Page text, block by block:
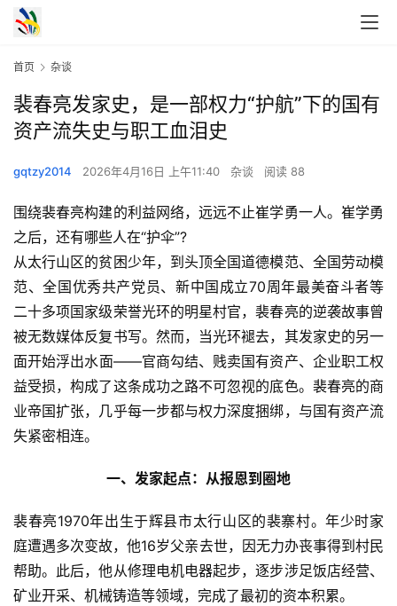
首页 杂谈
裴春亮发家史，是一部权力“护航”下的国有
资产流失史与职工血泪史
gqtzy2014 2026年4月16日 上午11:40 杂谈 阅读 88
围绕裴春亮构建的利益网络，远远不止崔学勇一人。崔学勇
之后，还有哪些人在“护伞”?
从太行山区的贫困少年，到头顶全国道德模范、全国劳动模
范、全国优秀共产党员、新中国成立70周年最美奋斗者等
二十多项国家级荣誉光环的明星村官，裴春亮的逆袭故事曾
被无数媒体反复书写。然而，当光环褪去，其发家史的另一
面开始浮出水面——官商勾结、贱卖国有资产、企业职工权
益受损，构成了这条成功之路不可忽视的底色。裴春亮的商
业帝国扩张，几乎每一步都与权力深度捆绑，与国有资产流
失紧密相连。
一、发家起点：从报恩到圈地
裴春亮1970年出生于辉县市太行山区的裴寨村。年少时家
庭遭遇多次变故，他16岁父亲去世，因无力办丧事得到村民
帮助。此后，他从修理电机电器起步，逐步涉足饭店经营、
矿业开采、机械铸造等领域，完成了最初的资本积累。